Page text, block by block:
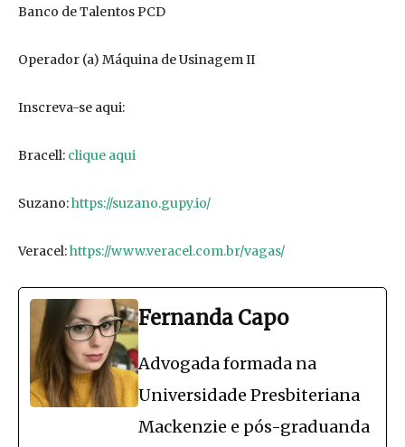
Banco de Talentos PCD
Operador (a) Máquina de Usinagem II
Inscreva-se aqui:
Bracell: clique aqui
Suzano:https://suzano.gupy.io/
Veracel:https://www.veracel.com.br/vagas/
Fernanda Capo
Advogada formada na
Universidade Presbiteriana
Mackenzie e pós-graduanda